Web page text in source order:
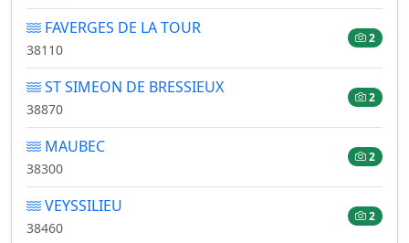
FAVERGES DE LA TOUR
38110
2
ST SIMEON DE BRESSIEUX
38870
2
MAUBEC
38300
2
VEYSSILIEU
38460
2